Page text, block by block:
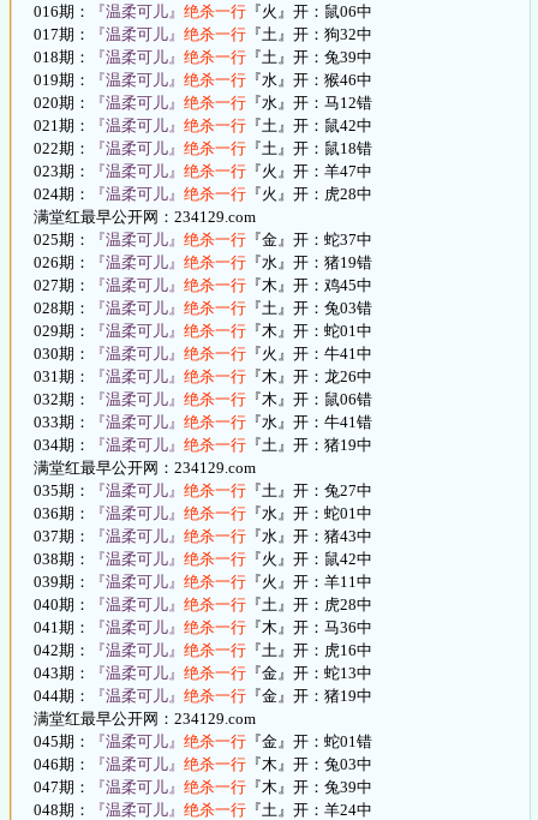
016期：
『温柔可儿』 绝杀一行 『火』开：鼠06中
017期：
『温柔可儿』 绝杀一行 『土』开：狗32中
018期：
『温柔可儿』 绝杀一行 『土』开：兔39中
019期：
『温柔可儿』 绝杀一行 『水』开：猴46中
020期：
『温柔可儿』 绝杀一行 『水』开：马12错
021期：
『温柔可儿』 绝杀一行 『土』开：鼠42中
022期：
『温柔可儿』 绝杀一行 『土』开：鼠18错
023期：
『温柔可儿』 绝杀一行 『火』开：羊47中
024期：
『温柔可儿』 绝杀一行 『火』开：虎28中
满堂红最早公开网：234129.com
025期：
『温柔可儿』 绝杀一行 『金』开：蛇37中
026期：
『温柔可儿』 绝杀一行 『水』开：猪19错
027期：
『温柔可儿』 绝杀一行 『木』开：鸡45中
028期：
『温柔可儿』 绝杀一行 『土』开：兔03错
029期：
『温柔可儿』 绝杀一行 『木』开：蛇01中
030期：
『温柔可儿』 绝杀一行 『火』开：牛41中
031期：
『温柔可儿』 绝杀一行 『木』开：龙26中
032期：
『温柔可儿』 绝杀一行 『木』开：鼠06错
033期：
『温柔可儿』 绝杀一行 『水』开：牛41错
034期：
『温柔可儿』 绝杀一行 『土』开：猪19中
满堂红最早公开网：234129.com
035期：
『温柔可儿』 绝杀一行 『土』开：兔27中
036期：
『温柔可儿』 绝杀一行 『水』开：蛇01中
037期：
『温柔可儿』 绝杀一行 『水』开：猪43中
038期：
『温柔可儿』 绝杀一行 『火』开：鼠42中
039期：
『温柔可儿』 绝杀一行 『火』开：羊11中
040期：
『温柔可儿』 绝杀一行 『土』开：虎28中
041期：
『温柔可儿』 绝杀一行 『木』开：马36中
042期：
『温柔可儿』 绝杀一行 『土』开：虎16中
043期：
『温柔可儿』 绝杀一行 『金』开：蛇13中
044期：
『温柔可儿』 绝杀一行 『金』开：猪19中
满堂红最早公开网：234129.com
045期：
『温柔可儿』 绝杀一行 『金』开：蛇01错
046期：
『温柔可儿』 绝杀一行 『木』开：兔03中
047期：
『温柔可儿』 绝杀一行 『木』开：兔39中
048期：
『温柔可儿』 绝杀一行 『土』开：羊24中